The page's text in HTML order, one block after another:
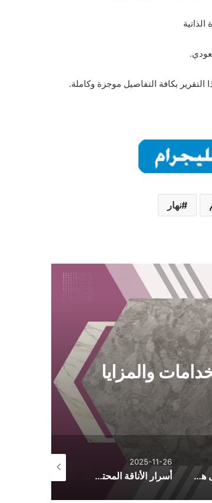
نهار
2025-
لتسهيل يوم التنقل
2025-10-26